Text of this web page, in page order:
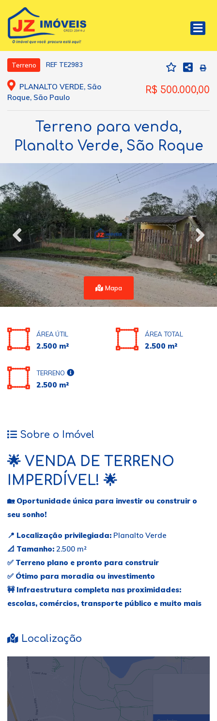
Terreno REF TE2983
PLANALTO VERDE, São
Roque, São Paulo
R$ 500.000,00
Terreno para venda,
Planalto Verde, São Roque
Mapa
ÁREA ÚTIL
2.500 m²
ÁREA TOTAL
2.500 m²
TERRENO
2.500 m²
Sobre o Imóvel
🌟 VENDA DE TERRENO
IMPERDÍVEL! 🌟
🏡 Oportunidade única para investir ou construir o
seu sonho!
📍 Localização privilegiada: Planalto Verde
📐 Tamanho: 2.500 m²
✅ Terreno plano e pronto para construir
✅ Ótimo para moradia ou investimento
🚧 Infraestrutura completa nas proximidades:
escolas, comércios, transporte público e muito mais
Localização